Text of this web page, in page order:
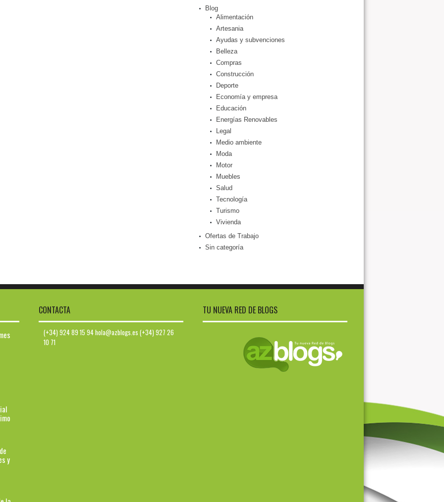
Blog
Alimentación
Artesania
Ayudas y subvenciones
Belleza
Compras
Construcción
Deporte
Economía y empresa
Educación
Energías Renovables
Legal
Medio ambiente
Moda
Motor
Muebles
Salud
Tecnología
Turismo
Vivienda
Ofertas de Trabajo
Sin categoría
y
CONTACTA
(+34) 924 89 15 94 hola@azblogs.es (+34) 927 26
10 71
TU NUEVA RED DE BLOGS